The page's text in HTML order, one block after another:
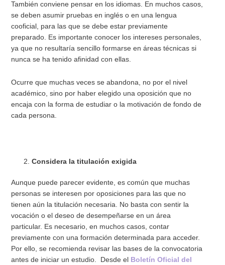
También conviene pensar en los idiomas. En muchos casos,
se deben asumir pruebas en inglés o en una lengua
cooficial, para las que se debe estar previamente
preparado. Es importante conocer los intereses personales,
ya que no resultaría sencillo formarse en áreas técnicas si
nunca se ha tenido afinidad con ellas.
Ocurre que muchas veces se abandona, no por el nivel
académico, sino por haber elegido una oposición que no
encaja con la forma de estudiar o la motivación de fondo de
cada persona.
Considera la titulación exigida
Aunque puede parecer evidente, es común que muchas
personas se interesen por oposiciones para las que no
tienen aún la titulación necesaria. No basta con sentir la
vocación o el deseo de desempeñarse en un área
particular. Es necesario, en muchos casos, contar
previamente con una formación determinada para acceder.
Por ello, se recomienda revisar las bases de la convocatoria
antes de iniciar un estudio. Desde el
Boletín Oficial del